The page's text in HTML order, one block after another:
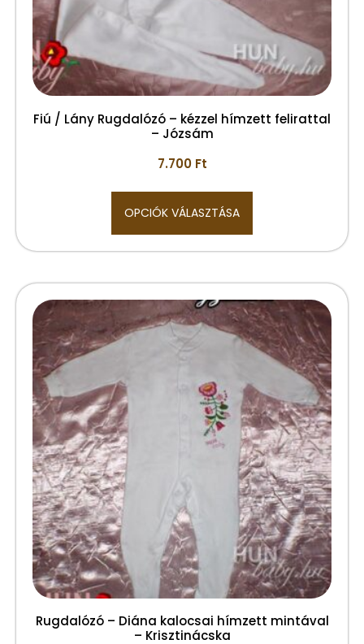
Fiú / Lány Rugdalózó – kézzel hímzett felirattal
– Józsám
7.700 Ft
OPCIÓK VÁLASZTÁSA
Rugdalózó – Diána kalocsai hímzett mintával
– Krisztinácska